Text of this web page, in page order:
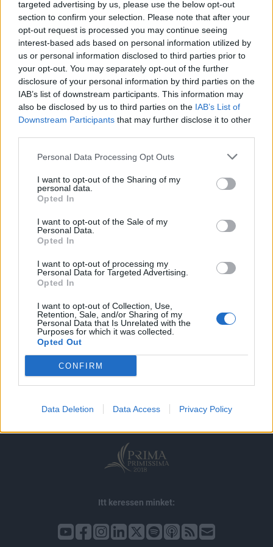
targeted advertising by us, please use the below opt-out
section to confirm your selection. Please note that after your
opt-out request is processed you may continue seeing
interest-based ads based on personal information utilized by
us or personal information disclosed to third parties prior to
your opt-out. You may separately opt-out of the further
disclosure of your personal information by third parties on the
IAB’s list of downstream participants. This information may
also be disclosed by us to third parties on the IAB’s List of
Downstream Participants that may further disclose it to other
Personal Data Processing Opt Outs
I want to opt-out of the Sharing of my
personal data.
Opted In
I want to opt-out of the Sale of my
Personal Data.
Opted In
I want to opt-out of processing my
Personal Data for Targeted Advertising.
Opted In
I want to opt-out of Collection, Use,
Retention, Sale, and/or Sharing of my
Personal Data that Is Unrelated with the
Purposes for which it was collected.
Opted Out
CONFIRM
Data Deletion Data Access Privacy Policy
külkereskedelmi hiány (154 millió euró) valamivel
magasabb volt az általa vártnál, de a valós szám...
KEDVES OLVASÓNK!
A keresett cikk a portfolio.hu hírarchívumához
tartozik, melynek olvasása előfizetéses
regisztrációhoz kötött.
Az előfizetés a következőket tartalmazza:
Portfolio.hu teljes cikkarchívum
kötéslistái
MÁR ELŐFIZETŐNK VAGY? BEJELENTKEZÉS
© 2026 Portfolio
impresszum
jogi nyilatkozat
kommentkezelés
ÁSZF
Itt keressen minket: